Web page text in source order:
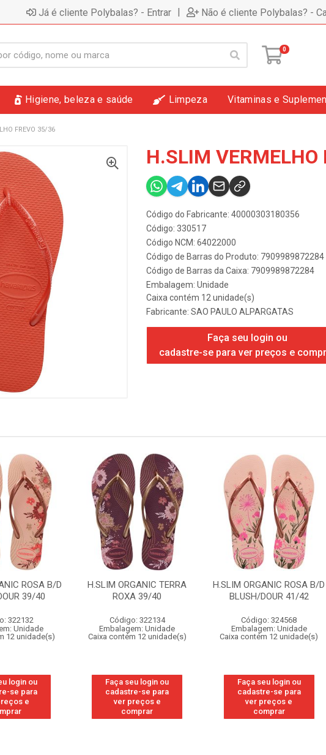
Já é cliente Polybalas? - Entrar | Não é cliente Polybalas? -
0
Higiene, beleza e saúde Limpeza Vitaminas e
FREVO 35/36
H.SLIM VERMELHO
Código do Fabricante: 40000303180356
Código: 330517
Código NCM: 64022000
Código de Barras do Produto: 7909989872284
Código de Barras da Caixa: 7909989872284
Embalagem: Unidade
Caixa contém 12 unidade(s)
Fabricante: SAO PAULO ALPARGATAS
Faça seu login ou
cadastre-se para ver preços e
ROSA B/D
39/40
322132
Unidade
12 unidade(s)
login ou
se para
e
H.SLIM ORGANIC TERRA
ROXA 39/40
Código: 322134
Embalagem: Unidade
Caixa contém 12 unidade(s)
Faça seu login ou
cadastre-se para
ver preços e
comprar
H.SLIM ORGANIC ROSA B/D
BLUSH/DOUR 41/42
Código: 324568
Embalagem: Unidade
Caixa contém 12 unidade(s)
Faça seu login ou
cadastre-se para
ver preços e
comprar